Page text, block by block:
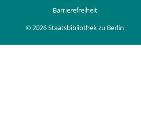
Barrierefreiheit
© 2026 Staatsbibliothek zu Berlin